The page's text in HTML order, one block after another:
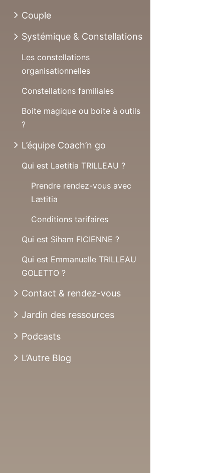
Couple
Systémique & Constellations
Les constellations
organisationnelles
Constellations familiales
Boite magique ou boite à outils
?
L’équipe Coach’n go
Qui est Laetitia TRILLEAU ?
Prendre rendez-vous avec
Lætitia
Conditions tarifaires
Qui est Siham FICIENNE ?
Qui est Emmanuelle TRILLEAU
GOLETTO ?
Contact & rendez-vous
Jardin des ressources
Podcasts
L’Autre Blog